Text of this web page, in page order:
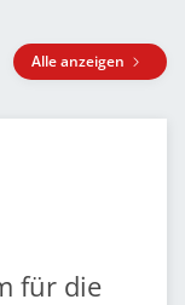
Alle anzeigen
für die